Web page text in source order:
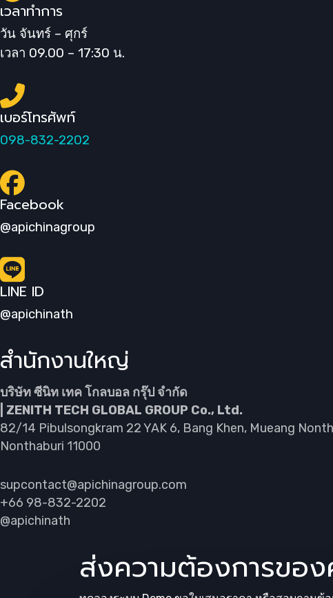
เวลาทำการ
วัน จันทร์ – ศุกร์
เวลา 09.00 – 17:30 น.
เบอร์โทรศัพท์
098-832-2202
Facebook
@apichinagroup
LINE ID
@apichinath
สำนักงานใหญ่
บริษัท ซีนิท เทค โกลบอล กรุ๊ป จำกัด
| ZENITH TECH GLOBAL GROUP Co., Ltd.
82/14 Pibulsongkram 22 YAK 6, Bang Khen, Mueang
Nonthaburi 11000
supcontact@apichinagroup.com
+66 98-832-2202
@apichinath
ส่งความต้องการขอ